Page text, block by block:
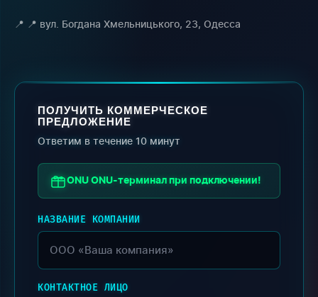
📍 вул. Богдана Хмельницького, 23, Одесса
ПОЛУЧИТЬ КОММЕРЧЕСКОЕ
ПРЕДЛОЖЕНИЕ
Ответим в течение 10 минут
ONU ONU-терминал при подключении!
НАЗВАНИЕ КОМПАНИИ
КОНТАКТНОЕ ЛИЦО